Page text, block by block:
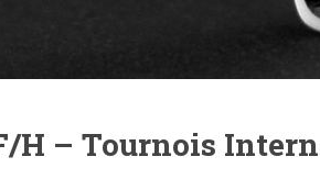
H – Tournois